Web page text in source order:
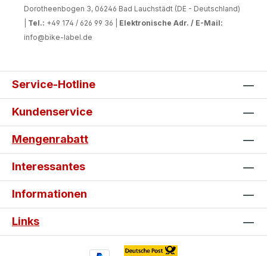
Dorotheenbogen 3, 06246 Bad Lauchstädt (DE - Deutschland)
Tel.: +49 174 / 626 99 36 | Elektronische Adr. / E-Mail:
info@bike-label.de
Service-Hotline
Kundenservice
Mengenrabatt
Interessantes
Informationen
Links